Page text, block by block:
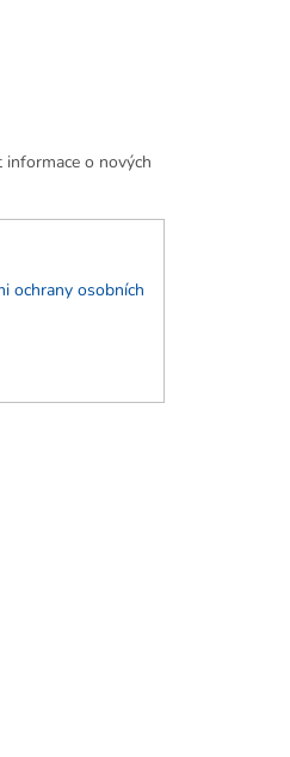
o nových
ochrany osobních